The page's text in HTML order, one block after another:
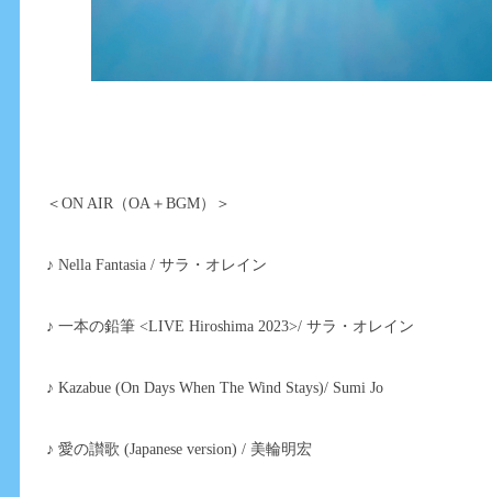
＜ON AIR（OA＋BGM）＞
♪ Nella Fantasia / サラ・オレイン
♪ 一本の鉛筆 <LIVE Hiroshima 2023>/ サラ・オレイン
♪ Kazabue (On Days When The Wind Stays)/ Sumi Jo
♪ 愛の讃歌 (Japanese version) / 美輪明宏